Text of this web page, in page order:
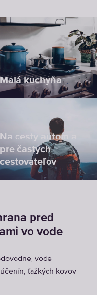
Malá kuchyňa
Na cesty autom a
pre častých
cestovateľov
pred
vo vode
vode
ťažkých kovov